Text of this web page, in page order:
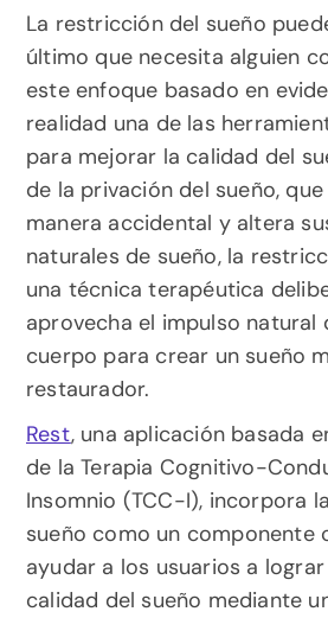
La restricción del sueño
último que necesita alguien
este enfoque basado en
realidad una de las
para mejorar la calidad del
de la privación del sueño,
manera accidental y altera
naturales de sueño, la
una técnica terapéutica
aprovecha el impulso natural
cuerpo para crear un sueño
restaurador.
Rest, una aplicación basada
de la Terapia Cognitivo-
Insomnio (TCC-I), incorpora
sueño como un componente
ayudar a los usuarios a
calidad del sueño mediante